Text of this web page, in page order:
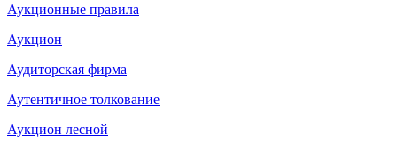
Аукционные правила
Аукцион
Аудиторская фирма
Аутентичное толкование
Аукцион лесной